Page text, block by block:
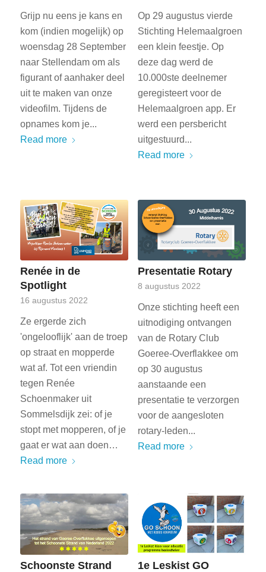
Grijp nu eens je kans en
kom (indien mogelijk) op
woensdag 28 September
naar Stellendam om als
figurant of aanhaker deel
uit te maken van onze
videofilm. Tijdens de
opnames kom je...
Read more
Op 29 augustus vierde
Stichting Helemaalgroen
een klein feestje. Op
deze dag werd de
10.000ste deelnemer
geregisteert voor de
Helemaalgroen app. Er
werd een persbericht
uitgestuurd...
Read more
Renée in de
Spotlight
16 augustus 2022
Ze ergerde zich
'ongelooflijk' aan de troep
op straat en mopperde
wat af. Tot een vriendin
tegen Renée
Schoenmaker uit
Sommelsdijk zei: of je
stopt met mopperen, of je
gaat er wat aan doen…
Read more
Presentatie Rotary
8 augustus 2022
Onze stichting heeft een
uitnodiging ontvangen
van de Rotary Club
Goeree-Overflakkee om
op 30 augustus
aanstaande een
presentatie te verzorgen
voor de aangesloten
rotary-leden...
Read more
Schoonste Strand 1e Leskist GO